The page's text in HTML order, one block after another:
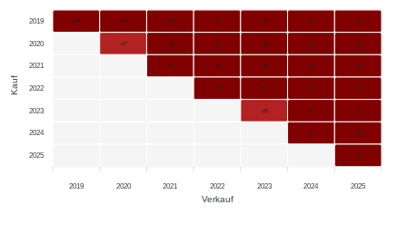
2019
2020
2021
2022
2023
2024
2025
Kauf
-68 -48 -49 -47 -42 -42 -41
-17 -36 -37 -33 -34 -35
-51 -45 -38 -38 -38
-39 -30 -33 -34
-20 -30 -33
-37 -38
-39
2019 2020 2021 2022 2023 2024 2025
Verkauf